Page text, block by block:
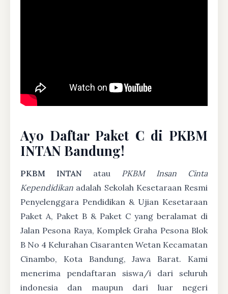
Ayo Daftar Paket C di PKBM
INTAN Bandung!
PKBM INTAN atau PKBM Insan Cinta
Kependidikan adalah Sekolah Kesetaraan Resmi
Penyelenggara Pendidikan & Ujian Kesetaraan
Paket A, Paket B & Paket C yang beralamat di
Jalan Pesona Raya, Komplek Graha Pesona Blok
B No 4 Kelurahan Cisaranten Wetan Kecamatan
Cinambo, Kota Bandung, Jawa Barat. Kami
menerima pendaftaran siswa/i dari seluruh
indonesia dan maupun dari luar negeri